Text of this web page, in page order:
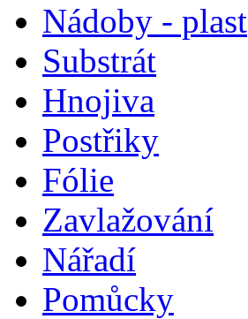
Nádoby - plast
Substrát
Hnojiva
Postřiky
Fólie
Zavlažování
Nářadí
Pomůcky